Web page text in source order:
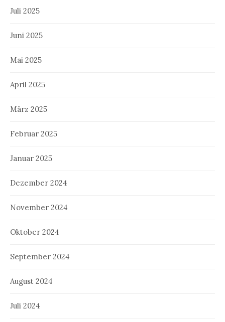
Juli 2025
Juni 2025
Mai 2025
April 2025
März 2025
Februar 2025
Januar 2025
Dezember 2024
November 2024
Oktober 2024
September 2024
August 2024
Juli 2024